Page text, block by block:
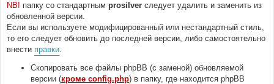
NB! папку со стандартным prosilver следует удалить и заменить из
обновленной версии.
Если вы используете модифицированный или нестандартный стиль,
то его следует обновить до последней версии, либо самостоятельно
внести правки.
Скопировать все файлы phpBB (с заменой) обновляемой
версии (кроме config.php) в папку, где находится phpBB